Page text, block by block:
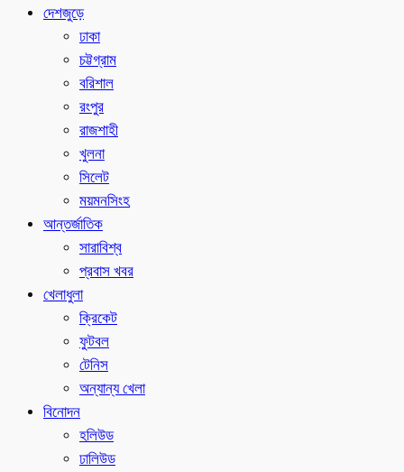
দেশজুড়ে
ঢাকা
চট্টগ্রাম
বরিশাল
রংপুর
রাজশাহী
খুলনা
সিলেট
ময়মনসিংহ
আন্তর্জাতিক
সারাবিশ্ব
প্রবাস খবর
খেলাধুলা
ক্রিকেট
ফুটবল
টেনিস
অন্যান্য খেলা
বিনোদন
হলিউড
ঢালিউড